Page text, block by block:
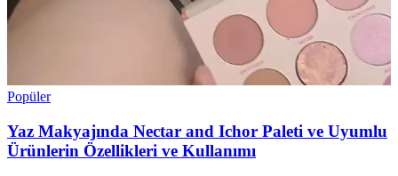
Popüler
Yaz Makyajında Nectar and Ichor Paleti ve Uyumlu
Ürünlerin Özellikleri ve Kullanımı